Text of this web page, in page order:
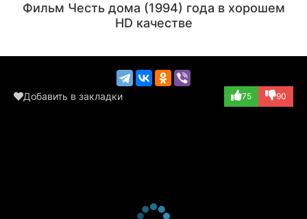
(Ram Kumar)
(Bhola)
Фильм Честь дома (1994) года в хорошем
HD качестве
Добавить в закладки 75 90